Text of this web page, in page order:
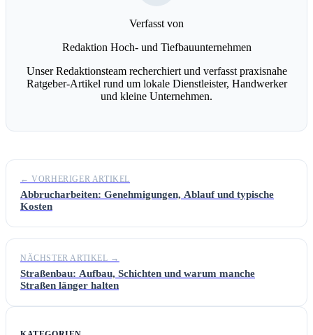
Verfasst von
Redaktion Hoch- und Tiefbauunternehmen
Unser Redaktionsteam recherchiert und verfasst praxisnahe
Ratgeber-Artikel rund um lokale Dienstleister, Handwerker
und kleine Unternehmen.
← VORHERIGER ARTIKEL
Abbrucharbeiten: Genehmigungen, Ablauf und typische
Kosten
NÄCHSTER ARTIKEL →
Straßenbau: Aufbau, Schichten und warum manche
Straßen länger halten